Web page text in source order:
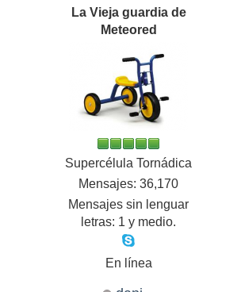
La Vieja guardia de
Meteored
Supercélula Tornádica
Mensajes: 36,170
Mensajes sin lenguar
letras: 1 y medio.
En línea